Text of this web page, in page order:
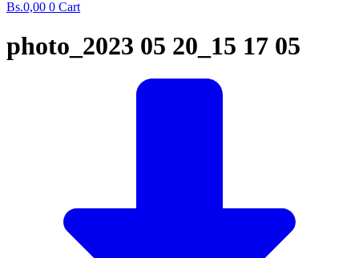
Bs.0,00 0 Cart
photo_2023 05 20_15 17 05